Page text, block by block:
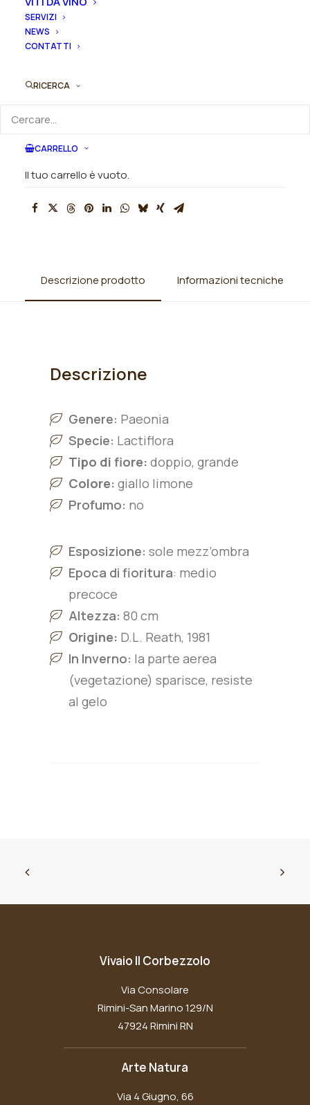
SERVIZI
NEWS
CONTATTI
RICERCA
CARRELLO
Il tuo carrello è vuoto.
Categorie
Descrizione prodotto Informazioni tecniche
Descrizione
Genere: Paeonia
Specie: Lactiflora
Tipo di fiore: doppio, grande
Colore: giallo limone
Profumo: no
Esposizione: sole mezz’ombra
Epoca di fioritura: medio
precoce
Altezza: 80 cm
Origine: D.L. Reath, 1981
In Inverno: la parte aerea
(vegetazione) sparisce, resiste
al gelo
Vivaio Il Corbezzolo
Via Consolare
Rimini-San Marino 129/N
47924 Rimini RN
Arte Natura
Via 4 Giugno, 66